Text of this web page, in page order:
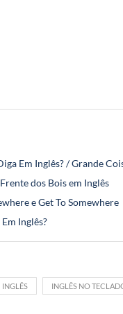
Em Inglês? / Grande
dos Bois em Inglês
e Get To Somewhere
Inglês?
INGLÊS INGLÊS NO